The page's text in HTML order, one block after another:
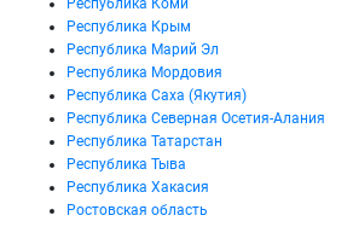
Республика Коми
Республика Крым
Республика Марий Эл
Республика Мордовия
Республика Саха (Якутия)
Республика Северная Осетия-Алания
Республика Татарстан
Республика Тыва
Республика Хакасия
Ростовская область